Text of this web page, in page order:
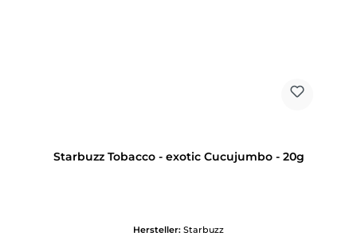
Starbuzz Tobacco - exotic Cucujumbo - 20g
Hersteller: Starbuzz